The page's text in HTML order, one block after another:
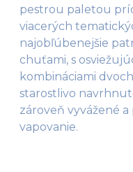
pestrou paletou
viacerých
najobľúbenejšie
chuťami, s
kombináciami
starostlivo
zároveň vyvážené
vapovanie.